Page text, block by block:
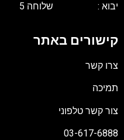
יבוא : שלוחה 5
קישורים באתר
צרו קשר
תמיכה
צור קשר טלפוני
03-617-6888